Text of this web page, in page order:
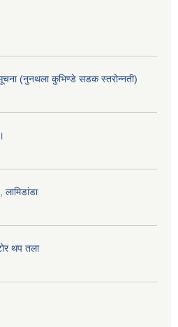
(नुनथला कुभिण्डे सडक स्तरोन्नती)
लामिडांडा
थप तला